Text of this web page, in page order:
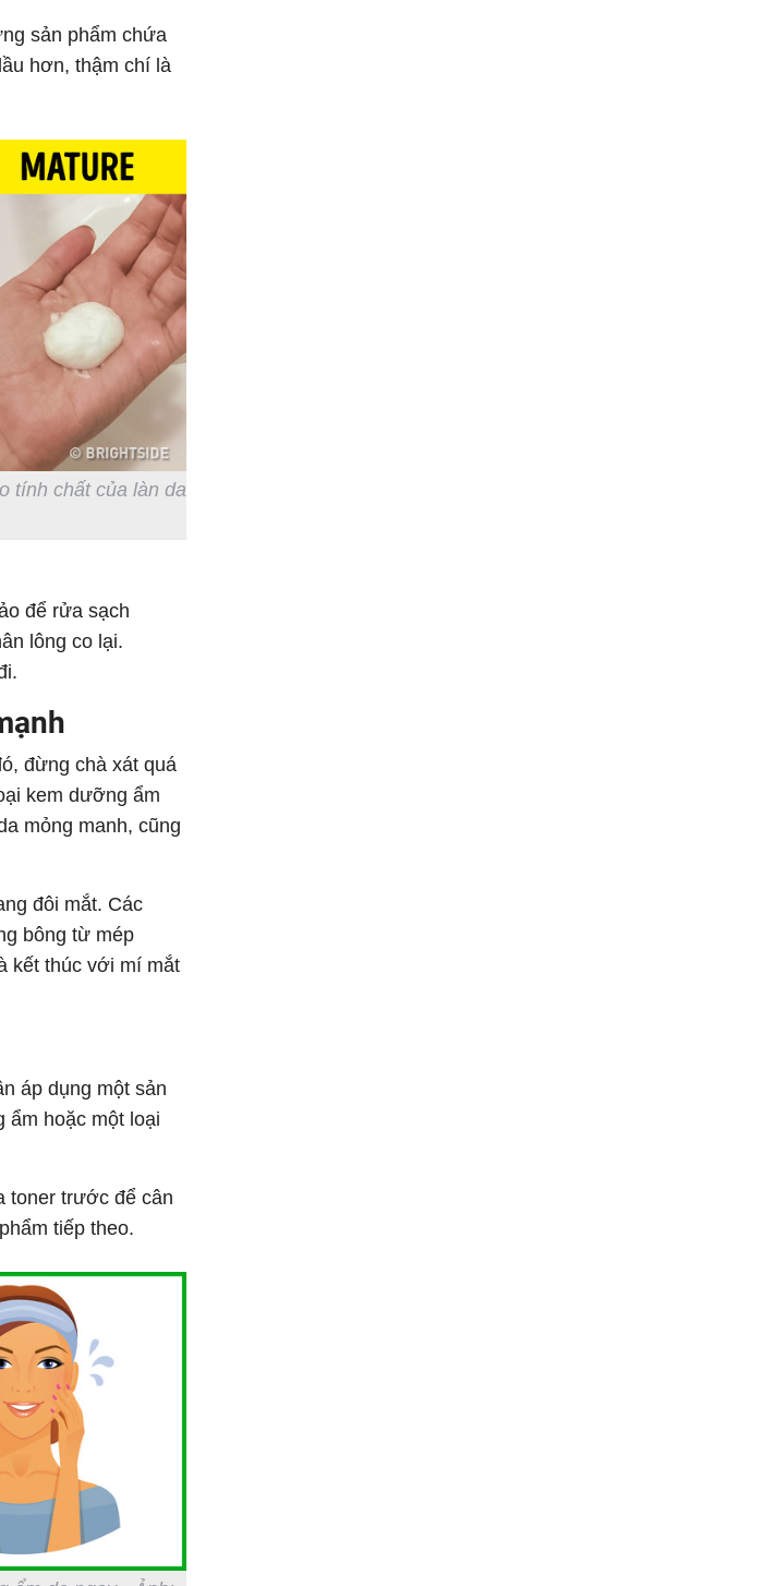
sản phẩm chứa
hơn, thậm chí là
tính chất của làn da
để rửa sạch
lông co lại.
đừng chà xát quá
kem dưỡng ẩm
mỏng manh, cũng
đôi mắt. Các
bông từ mép
kết thúc với mí mắt
áp dụng một sản
ẩm hoặc một loại
toner trước để cân
tiếp theo.